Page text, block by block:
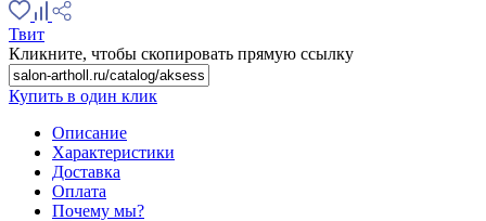
Твит
Кликните, чтобы скопировать прямую ссылку
Купить в один клик
Описание
Характеристики
Доставка
Оплата
Почему мы?